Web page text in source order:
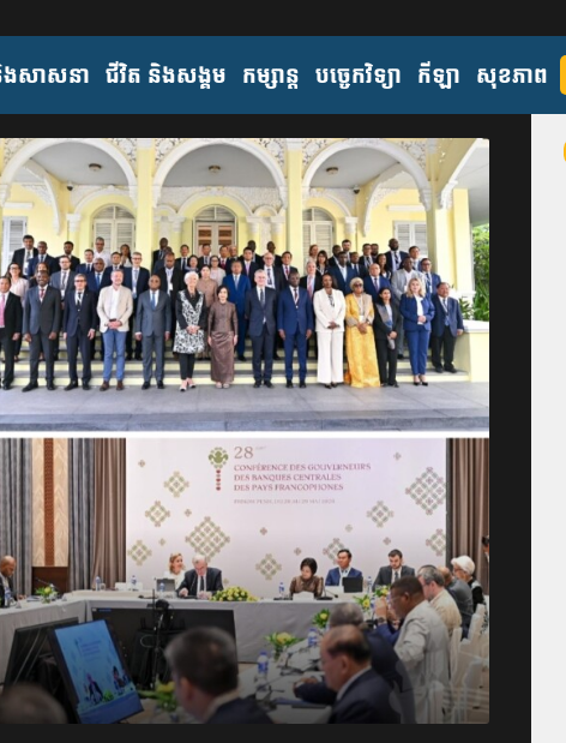
សាសនា ជីវិត និងសង្គម កម្សាន្ត បច្ចេកវិទ្យា កីឡា សុខភាព